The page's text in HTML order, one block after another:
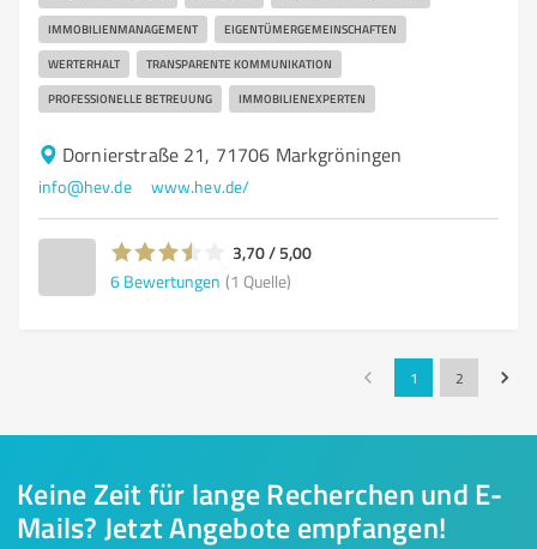
IMMOBILIENMANAGEMENT EIGENTÜMERGEMEINSCHAFTEN
WERTERHALT TRANSPARENTE KOMMUNIKATION
PROFESSIONELLE BETREUUNG IMMOBILIENEXPERTEN
Dornierstraße 21, 71706 Markgröningen
info@hev.de www.hev.de/
3,70 / 5,00
6 Bewertungen (1 Quelle)
1 2
Keine Zeit für lange Recherchen und E-
Mails? Jetzt Angebote empfangen!